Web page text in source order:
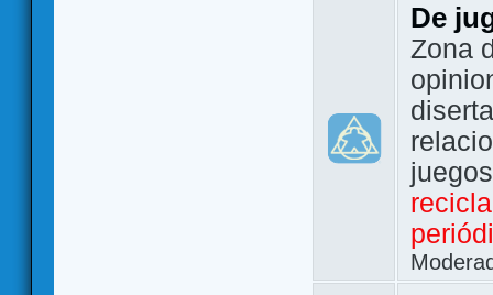
De
Zona